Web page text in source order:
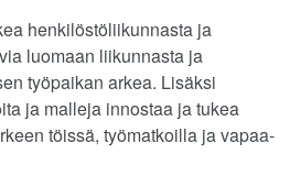
henkilöstöliikunnasta ja
luomaan liikunnasta ja
työpaikan arkea. Lisäksi
ja malleja innostaa ja tukea
töissä, työmatkoilla ja vapaa-